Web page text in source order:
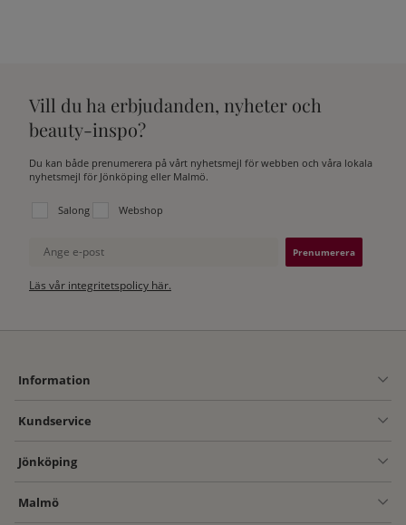
Vill du ha erbjudanden, nyheter och
beauty-inspo?
Du kan både prenumerera på vårt nyhetsmejl för webben och våra lokala
nyhetsmejl för Jönköping eller Malmö.
Välj vilken lista du vill prenumerera på:
Salong Webshop
Ange e-post
Läs vår integritetspolicy här.
Information
Kundservice
Jönköping
Malmö